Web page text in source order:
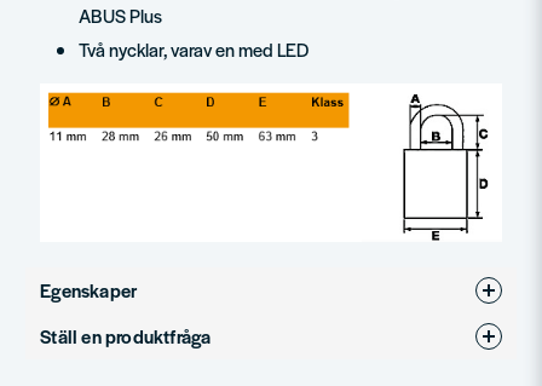
ABUS Plus
Två nycklar, varav en med LED
Egenskaper
Produkttyp
Ställ en produktfråga